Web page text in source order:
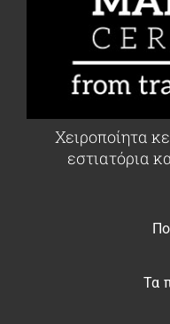
Χειροποίητα
εστιατόρια
Τα